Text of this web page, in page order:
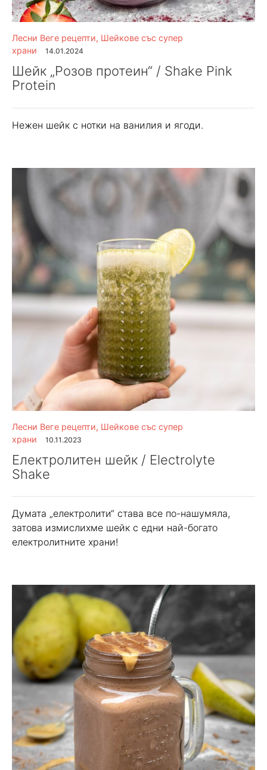
Лесни Веге рецепти, Шейкове със супер
храни
14.01.2024
Шейк „Розов протеин“ / Shake Pink
Protein
Нежен шейк с нотки на ванилия и ягоди.
Лесни Веге рецепти, Шейкове със супер
храни
10.11.2023
Електролитен шейк / Electrolyte
Shake
Думата „електролити“ става все по-нашумяла,
затова измислихме шейк с едни най-богато
електролитните храни!